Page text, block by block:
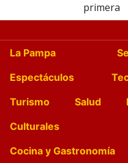
primera
La Pampa
Espectáculos
Turismo
Salud
Culturales
Cocina y Gastronomía